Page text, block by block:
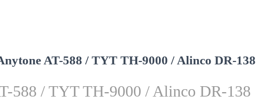
AT-588 / TYT TH-9000 / Alinco DR-138
588 / TYT TH-9000 / Alinco DR-138